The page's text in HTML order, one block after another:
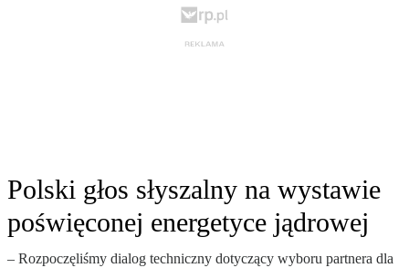
Polski głos słyszalny na wystawie
poświęconej energetyce jądrowej
– Rozpoczęliśmy dialog techniczny dotyczący wyboru partnera dla